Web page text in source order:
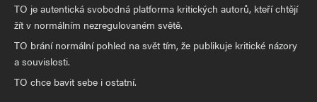
TO je autentická svobodná platforma kritických autorů, kteří chtějí
žít v normálním nezregulovaném světě.
TO brání normální pohled na svět tím, že publikuje kritické názory
a souvislosti.
TO chce bavit sebe i ostatní.